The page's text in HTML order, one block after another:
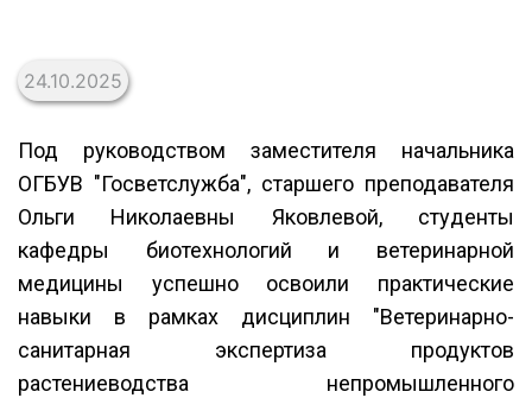
24.10.2025
Под руководством заместителя начальника
ОГБУВ "Госветслужба", старшего преподавателя
Ольги Николаевны Яковлевой, студенты
кафедры биотехнологий и ветеринарной
медицины успешно освоили практические
навыки в рамках дисциплин "Ветеринарно-
санитарная экспертиза продуктов
растениеводства непромышленного